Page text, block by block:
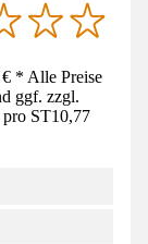
* Alle Preise
ggf. zzgl.
pro ST10,77